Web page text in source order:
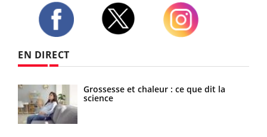
EN DIRECT
Grossesse et chaleur : ce que dit la
science
Mordue par un barracuda, une petite
fille secourue grâce à un réflexe